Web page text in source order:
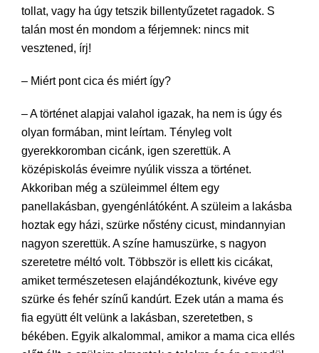
tollat, vagy ha úgy tetszik billentyűzetet ragadok. S
talán most én mondom a férjemnek: nincs mit
vesztened, írj!
– Miért pont cica és miért így?
– A történet alapjai valahol igazak, ha nem is úgy és
olyan formában, mint leírtam. Tényleg volt
gyerekkoromban cicánk, igen szerettük. A
középiskolás éveimre nyúlik vissza a történet.
Akkoriban még a szüleimmel éltem egy
panellakásban, gyengénlátóként. A szüleim a lakásba
hoztak egy házi, szürke nőstény cicust, mindannyian
nagyon szerettük. A színe hamuszürke, s nagyon
szeretetre méltó volt. Többször is ellett kis cicákat,
amiket természetesen elajándékoztunk, kivéve egy
szürke és fehér színű kandúrt. Ezek után a mama és
fia együtt élt velünk a lakásban, szeretetben, s
békében. Egyik alkalommal, amikor a mama cica ellés